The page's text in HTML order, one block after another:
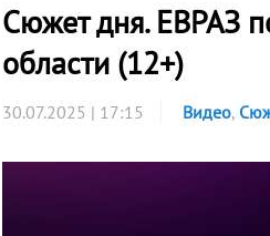
Сюжет дня. ЕВРАЗ
области (12+)
30.07.2025 | 17:15 Видео,